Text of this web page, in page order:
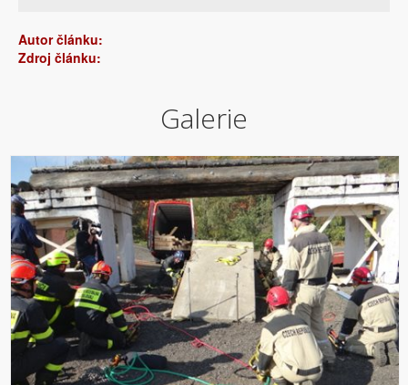
Autor článku:
Zdroj článku:
Galerie